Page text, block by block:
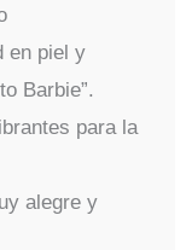
en piel y
Barbie”.
para la
alegre y